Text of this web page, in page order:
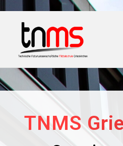
TNMS Grieskirchen
TNMS